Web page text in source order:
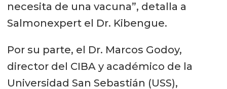
necesita de una vacuna”, detalla a
Salmonexpert el Dr. Kibengue.
Por su parte, el Dr. Marcos Godoy,
director del CIBA y académico de la
Universidad San Sebastián (USS),